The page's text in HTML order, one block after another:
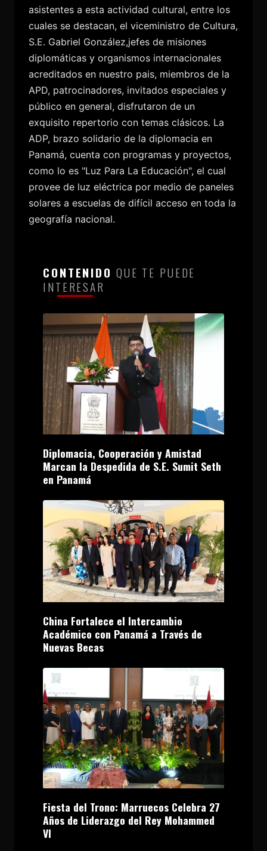
asistentes a esta actividad cultural, entre los
cuales se destacan, el viceministro de Cultura,
S.E. Gabriel González,jefes de misiones
diplomáticas y organismos internacionales
acreditados en nuestro pais, miembros de la
APD, patrocinadores, invitados especiales y
público en general, disfrutaron de un
exquisito repertorio con temas clásicos. La
ADP, brazo solidario de la diplomacia en
Panamá, cuenta con programas y proyectos,
como lo es "Luz Para La Educación", el cual
provee de luz eléctrica por medio de paneles
solares a escuelas de difícil acceso en toda la
geografía nacional.
CONTENIDO QUE TE PUEDE
INTERESAR
Diplomacia, Cooperación y Amistad
Marcan la Despedida de S.E. Sumit Seth
en Panamá
China Fortalece el Intercambio
Académico con Panamá a Través de
Nuevas Becas
Fiesta del Trono: Marruecos Celebra 27
Años de Liderazgo del Rey Mohammed
VI